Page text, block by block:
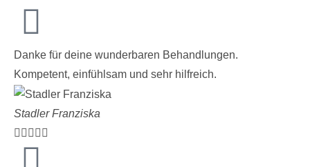
Danke für deine wunderbaren Behandlungen.
Kompetent, einfühlsam und sehr hilfreich.​
Stadler Franziska
    